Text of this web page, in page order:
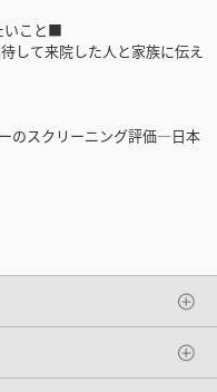
いこと■
して来院した人と家族に伝え
のスクリーニング評価―日本